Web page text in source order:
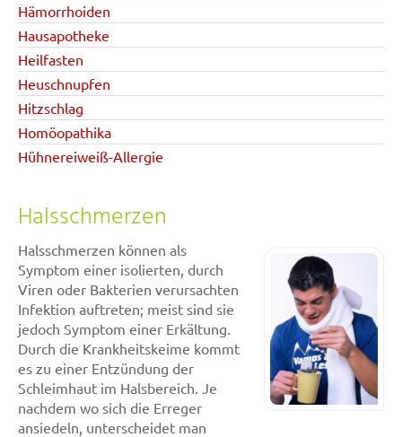
Hämorrhoiden
Hausapotheke
Heilfasten
Heuschnupfen
Hitzschlag
Homöopathika
Hühnereiweiß-Allergie
Halsschmerzen
Halsschmerzen können als
Symptom einer isolierten, durch
Viren oder Bakterien verursachten
Infektion auftreten; meist sind sie
jedoch Symptom einer Erkältung.
Durch die Krankheitskeime kommt
es zu einer Entzündung der
Schleimhaut im Halsbereich. Je
nachdem wo sich die Erreger
ansiedeln, unterscheidet man